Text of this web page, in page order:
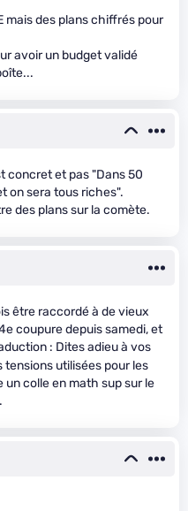
mais des plans chiffrés pour
avoir un budget validé
concret et pas "Dans 50
on sera tous riches".
des plans sur la comète.
être raccordé à de vieux
coupure depuis samedi, et
: Dites adieu à vos
tensions utilisées pour les
un colle en math sup sur le